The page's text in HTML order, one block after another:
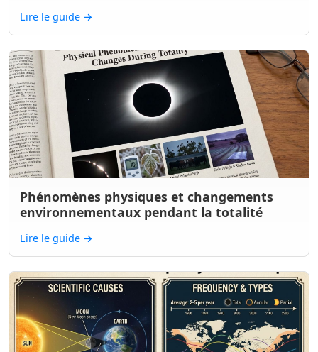
Lire le guide →
Phénomènes physiques et changements
environnementaux pendant la totalité
Lire le guide →